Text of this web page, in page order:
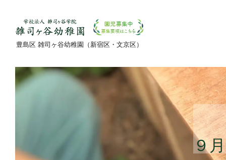
豊島区 雑司ヶ谷幼稚園（新宿区・文京区）
９